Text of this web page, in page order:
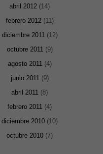
abril 2012 (14)
febrero 2012(11)
diciembre 2011(12)
octubre 2011(9)
agosto 2011(4)
junio 2011(9)
abril 2011 (8)
febrero 2011 (4)
diciembre 2010 (10)
octubre 2010 (7)